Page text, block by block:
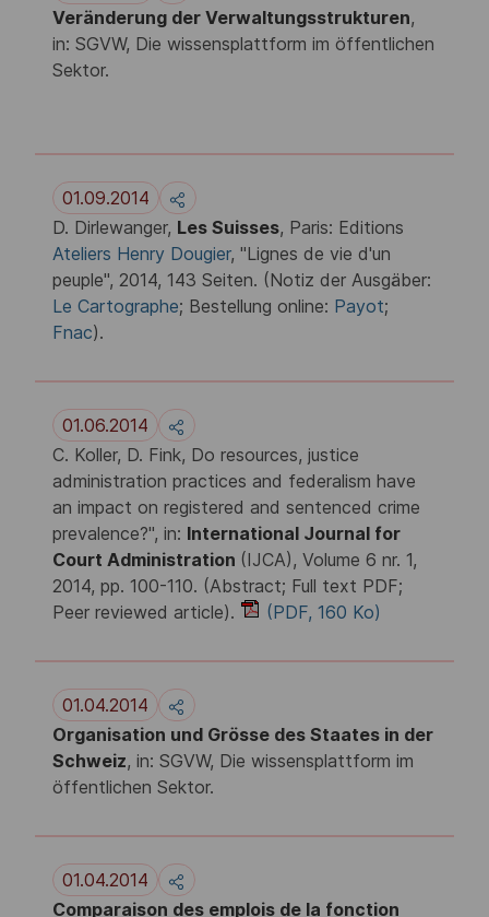
Veränderung der Verwaltungsstrukturen,
in: SGVW, Die wissensplattform im öffentlichen
Sektor.
01.09.2014
D. Dirlewanger, Les Suisses, Paris: Editions
Ateliers Henry Dougier, "Lignes de vie d'un
peuple", 2014, 143 Seiten. (Notiz der Ausgäber:
Le Cartographe; Bestellung online: Payot;
Fnac).
01.06.2014
C. Koller, D. Fink, Do resources, justice
administration practices and federalism have
an impact on registered and sentenced crime
prevalence?", in: International Journal for
Court Administration (IJCA), Volume 6 nr. 1,
2014, pp. 100-110. (Abstract; Full text PDF;
Peer reviewed article).
(PDF, 160 Ko)
01.04.2014
Organisation und Grösse des Staates in der
Schweiz, in: SGVW, Die wissensplattform im
öffentlichen Sektor.
01.04.2014
Comparaison des emplois de la fonction